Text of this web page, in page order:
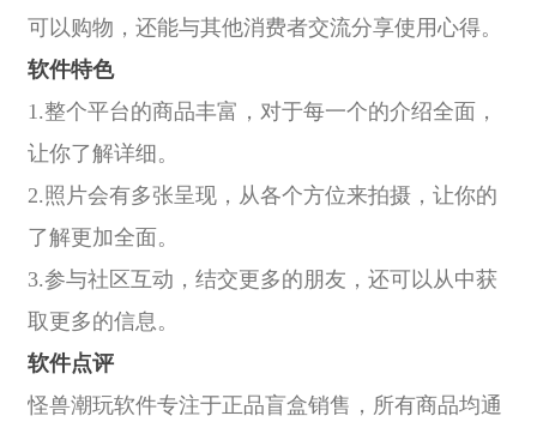
可以购物，还能与其他消费者交流分享使用心得。
软件特色
1.整个平台的商品丰富，对于每一个的介绍全面，
让你了解详细。
2.照片会有多张呈现，从各个方位来拍摄，让你的
了解更加全面。
3.参与社区互动，结交更多的朋友，还可以从中获
取更多的信息。
软件点评
怪兽潮玩软件专注于正品盲盒销售，所有商品均通